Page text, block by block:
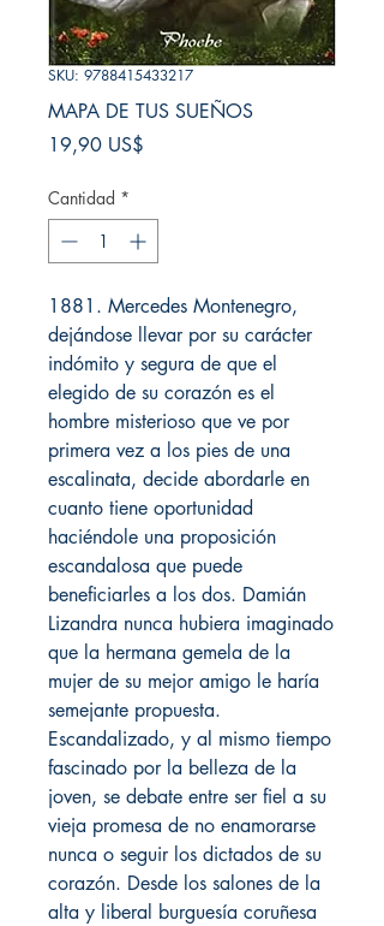
SKU: 9788415433217
MAPA DE TUS SUEÑOS
19,90 US$
Cantidad *
1881. Mercedes Montenegro,
dejándose llevar por su carácter
indómito y segura de que el
elegido de su corazón es el
hombre misterioso que ve por
primera vez a los pies de una
escalinata, decide abordarle en
cuanto tiene oportunidad
haciéndole una proposición
escandalosa que puede
beneficiarles a los dos. Damián
Lizandra nunca hubiera imaginado
que la hermana gemela de la
mujer de su mejor amigo le haría
semejante propuesta.
Escandalizado, y al mismo tiempo
fascinado por la belleza de la
joven, se debate entre ser fiel a su
vieja promesa de no enamorarse
nunca o seguir los dictados de su
corazón. Desde los salones de la
alta y liberal burguesía coruñesa